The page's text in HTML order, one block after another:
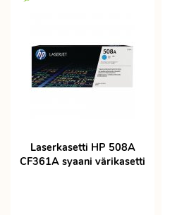
Laserkasetti HP 508A
CF361A syaani värikasetti